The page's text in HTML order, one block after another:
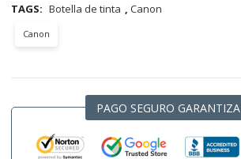
TAGS: Botella de tinta ,Canon
Canon
PAGO SEGURO